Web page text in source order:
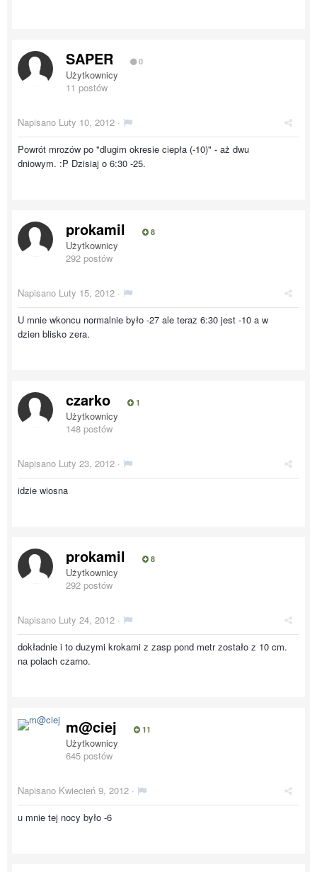
SAPER 0
Użytkownicy
11 postów
Napisano Luty 10, 2012 ·
Powrót mrozów po "dlugim okresie ciepła (-10)" - aż dwu
dniowym. :P Dzisiaj o 6:30 -25.
prokamil 8
Użytkownicy
292 postów
Napisano Luty 15, 2012 ·
U mnie wkoncu normalnie było -27 ale teraz 6:30 jest -10 a w
dzien blisko zera.
czarko 1
Użytkownicy
148 postów
Napisano Luty 23, 2012 ·
idzie wiosna
prokamil 8
Użytkownicy
292 postów
Napisano Luty 24, 2012 ·
dokładnie i to duzymi krokami z zasp pond metr zostało z 10 cm.
na polach czarno.
m@ciej 11
Użytkownicy
645 postów
Napisano Kwiecień 9, 2012 ·
u mnie tej nocy było -6